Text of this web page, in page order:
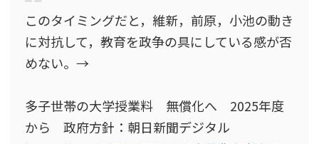
このタイミングだと，維新，前原，小池の動き
に対抗して，教育を政争の具にしている感が否
めない。→
多子世帯の大学授業料 無償化へ 2025年度
から 政府方針：朝日新聞デジタル